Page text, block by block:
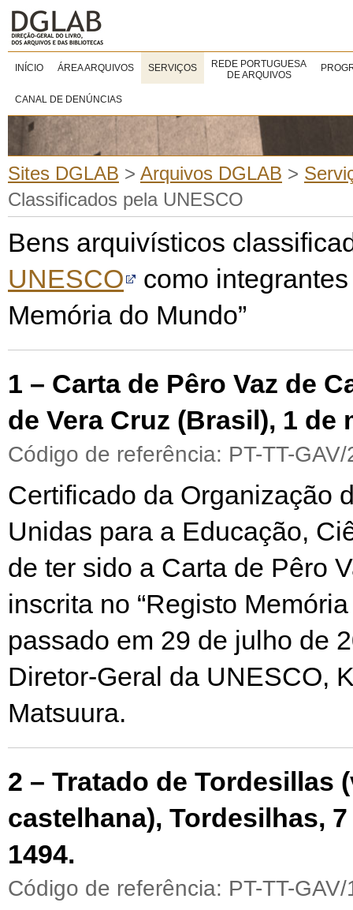
INÍCIO ÁREA ARQUIVOS SERVIÇOS
REDE PORTUGUESA
DE ARQUIVOS
CANAL DE DENÚNCIAS
Sites DGLAB > Arquivos DGLAB >
Classificados pela UNESCO
Bens arquivísticos
UNESCO
como
Memória do Mundo”
1 – Carta de Pêro Vaz de
de Vera Cruz (Brasil), 1 de
Código de referência: PT-TT-GAV/
Certificado da Organização
Unidas para a Educação,
de ter sido a Carta de Pêro
inscrita no “Registo
passado em 29 de julho de
Diretor-Geral da UNESCO,
Matsuura.
2 – Tratado de Tordesillas
castelhana), Tordesilhas,
1494.
Código de referência: PT-TT-